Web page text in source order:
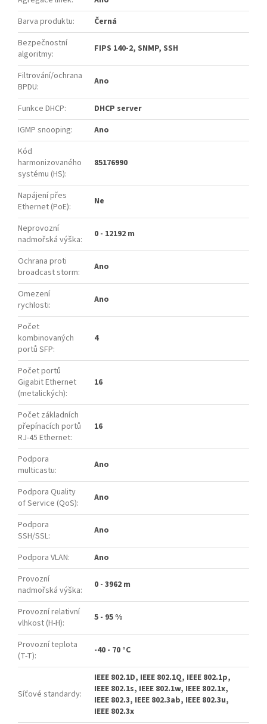
Barva produktu:
Černá
Bezpečnostní
algoritmy: FIPS 140-2, SNMP, SSH
Filtrování/ochrana
BPDU: Ano
Funkce DHCP:
DHCP server
IGMP snooping:
Ano
Kód
harmonizovaného
systému (HS):
85176990
Napájení přes
Ethernet (PoE): Ne
Neprovozní
nadmořská výška: 0 - 12192 m
Ochrana proti
broadcast storm: Ano
Omezení
rychlosti: Ano
Počet
kombinovaných
portů SFP:
4
Počet portů
Gigabit Ethernet
(metalických):
16
Počet základních
přepínacích portů
RJ-45 Ethernet:
16
Podpora
multicastu: Ano
Podpora Quality
of Service (QoS): Ano
Podpora
SSH/SSL: Ano
Podpora VLAN:
Ano
Provozní
nadmořská výška: 0 - 3962 m
Provozní relativní
vlhkost (H-H): 5 - 95 %
Provozní teplota
(T-T): -40 - 70 °C
Síťové standardy:
IEEE 802.1D, IEEE 802.1Q, IEEE 802.1p,
IEEE 802.1s, IEEE 802.1w, IEEE 802.1x,
IEEE 802.3, IEEE 802.3ab, IEEE 802.3u,
IEEE 802.3x